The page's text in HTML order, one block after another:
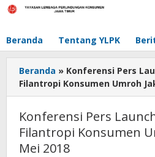
Lewati
Beranda Tentang YLPK
Beranda » Konferensi Pers
Filantropi Konsumen Umroh
Konferensi Pers
Filantropi Konsumen
Mei 2018